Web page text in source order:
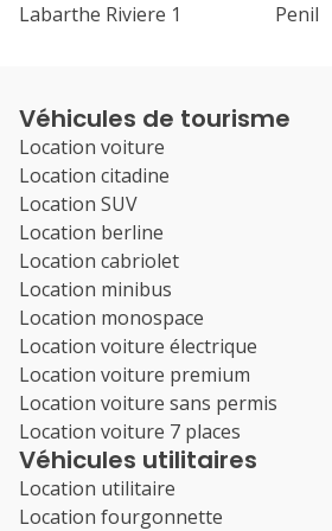
Labarthe Riviere 1
Penil
Véhicules de tourisme
Location voiture
Location citadine
Location SUV
Location berline
Location cabriolet
Location minibus
Location monospace
Location voiture électrique
Location voiture premium
Location voiture sans permis
Location voiture 7 places
Véhicules utilitaires
Location utilitaire
Location fourgonnette